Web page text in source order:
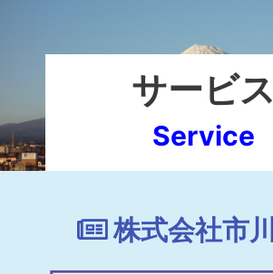
サービス
Service
株式会社市